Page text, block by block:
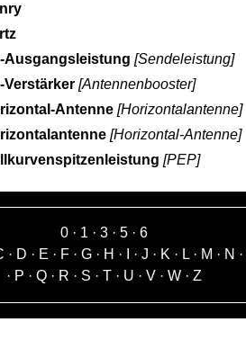
Ausgangsleistung [Sendeleistung]
Verstärker[Antennenbooster]
Antenne[Horizontalantenne]
[Horizontal-Antenne]
[PEP]
0 · 1 ·3 ·5 ·6
· D · E · F· G· H · · J · K· L· M · N ·
· P ·Q · R · S ·T · U ·V ·W ·Z